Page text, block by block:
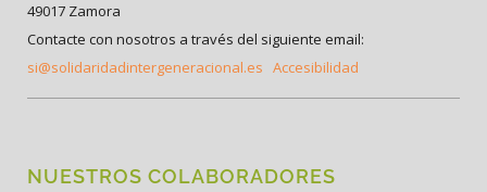
49017 Zamora
Contacte con nosotros a través del siguiente email:
si@solidaridadintergeneracional.es Accesibilidad
NUESTROS COLABORADORES